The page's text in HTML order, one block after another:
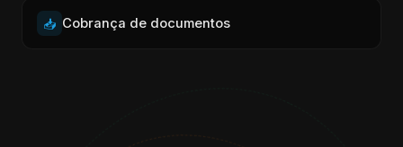
📥 Cobrança de documentos